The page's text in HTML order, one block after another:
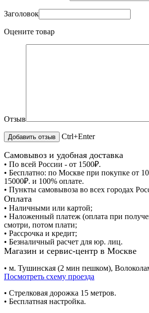
Заголовок
Оцените товар
Отзыв
Ctrl+Enter
Самовывоз и удобная доставка
• По всей России - от 1500₽.
• Бесплатно: по Москве при покупке от
15000₽. и 100% оплате.
• Пункты самовывоза во всех городах
Оплата
• Наличными или картой;
• Наложенный платеж (оплата при
смотри, потом плати;
• Рассрочка и кредит;
• Безналичный расчет для юр. лиц.
Магазин и сервис-центр в Москве
• м. Тушинская (2 мин пешком),
Посмотреть схему проезда
• Cтрелковая дорожка 15 метров.
• Бесплатная настройка.